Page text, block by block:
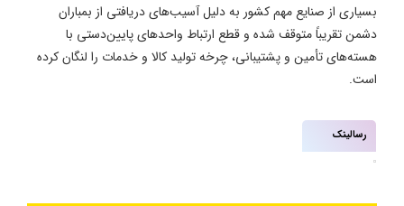
بسیاری از صنایع مهم کشور به دلیل آسیب‌های دریافتی از بمباران
دشمن تقریباً متوقف شده و قطع ارتباط واحدهای پایین‌دستی با
هسته‌های تأمین و پشتیبانی، چرخه تولید کالا و خدمات را لنگان کرده
است.
رسالینک